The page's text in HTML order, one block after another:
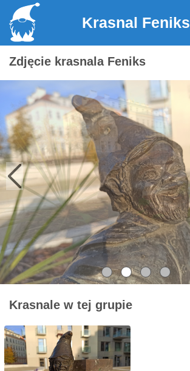
Krasnal Feniks
Zdjęcie krasnala Feniks
Krasnale w tej grupie